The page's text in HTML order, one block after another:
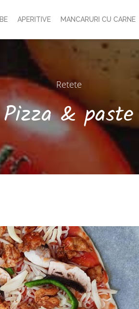
APERITIVE MANCARURI CU CARNE
Retete
Pizza & paste